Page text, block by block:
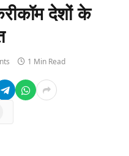
देशों के
1 Min Read